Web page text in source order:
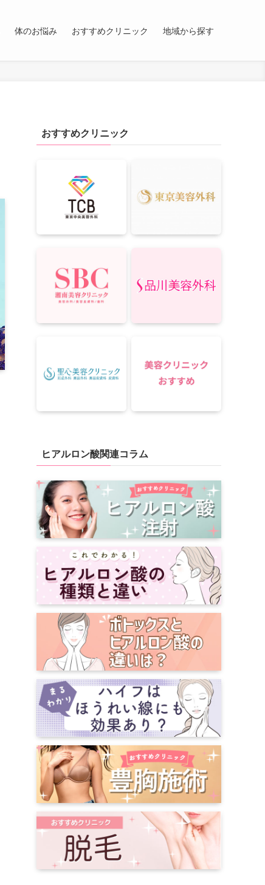
体のお悩み おすすめクリニック 地域から探す
おすすめクリニック
ヒアルロン酸関連コラム